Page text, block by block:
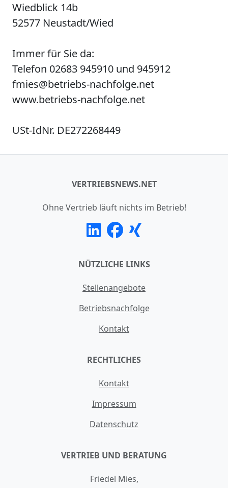
Wiedblick 14b
52577 Neustadt/Wied
Immer für Sie da:
Telefon 02683 945910 und 945912
fmies@betriebs-nachfolge.net
www.betriebs-nachfolge.net
USt-IdNr. DE272268449
VERTRIEBSNEWS.NET
Ohne Vertrieb läuft nichts im Betrieb!
NÜTZLICHE LINKS
Stellenangebote
Betriebsnachfolge
Kontakt
RECHTLICHES
Kontakt
Impressum
Datenschutz
VERTRIEB UND BERATUNG
Friedel Mies,